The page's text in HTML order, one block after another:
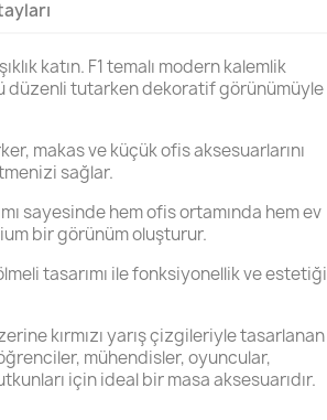
katın. F1 temalı modern kalemlik
düzenli tutarken dekoratif görünümüyle
makas ve küçük ofis aksesuarlarını
sağlar.
sayesinde hem ofis ortamında hem ev
bir görünüm oluşturur.
tasarımı ile fonksiyonellik ve estetiği
kırmızı yarış çizgileriyle tasarlanan
mühendisler, oyuncular,
için ideal bir masa aksesuarıdır.